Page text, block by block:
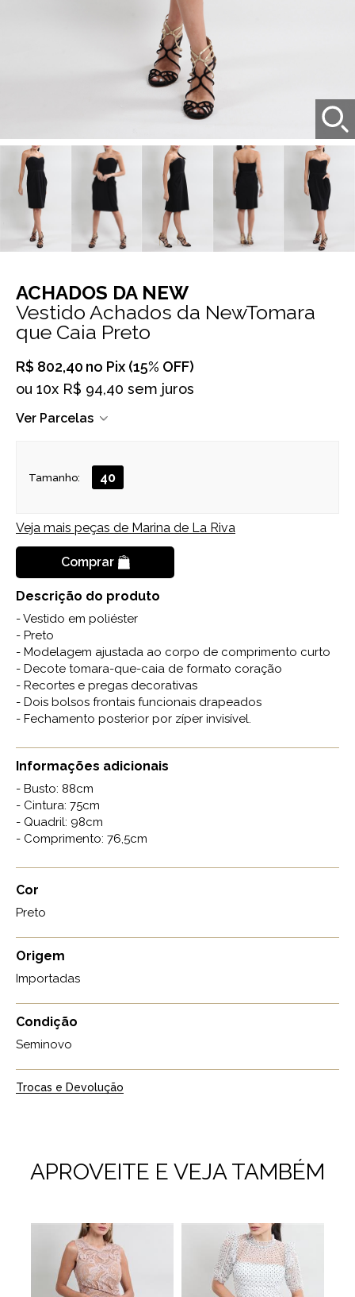
ACHADOS DA NEW
Vestido Achados da NewTomara
que Caia Preto
R$ 802,40 no Pix (15% OFF)
ou 10x R$ 94,40 sem juros
Ver Parcelas
Tamanho: 40
Veja mais peças de Marina de La Riva
Comprar
Descrição do produto
- Vestido em poliéster
- Preto
- Modelagem ajustada ao corpo de comprimento curto
- Decote tomara-que-caia de formato coração
- Recortes e pregas decorativas
- Dois bolsos frontais funcionais drapeados
- Fechamento posterior por zíper invisível.
Informações adicionais
- Busto: 88cm
- Cintura: 75cm
- Quadril: 98cm
- Comprimento: 76,5cm
Cor
Preto
Origem
Importadas
Condição
Seminovo
Trocas e Devolução
APROVEITE E VEJA TAMBÉM